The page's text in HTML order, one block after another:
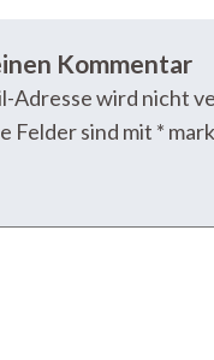
Kommentar
Adresse wird nicht
Felder sind mit *